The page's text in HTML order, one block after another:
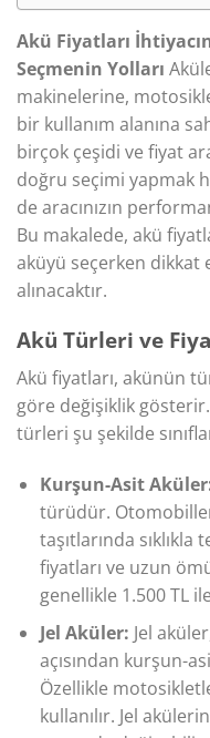
Akü Fiyatları
Seçmenin Yolları
makinelerine,
bir kullanım alanına
birçok çeşidi ve fiyat
doğru seçimi yapmak
de aracınızın
Bu makalede, akü
aküyü seçerken dikkat
alınacaktır.
Akü Türleri ve
Akü fiyatları, akünün
göre değişiklik
türleri şu şekilde
Kurşun-Asit
türüdür.
taşıtlarında
fiyatları ve uzun
genellikle 1.500 TL
Jel Aküler: Jel
açısından kurşun-
Özellikle
kullanılır. Jel